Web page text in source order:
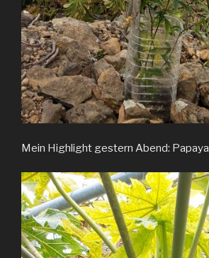
Mein Highlight gestern Abend: Papaya